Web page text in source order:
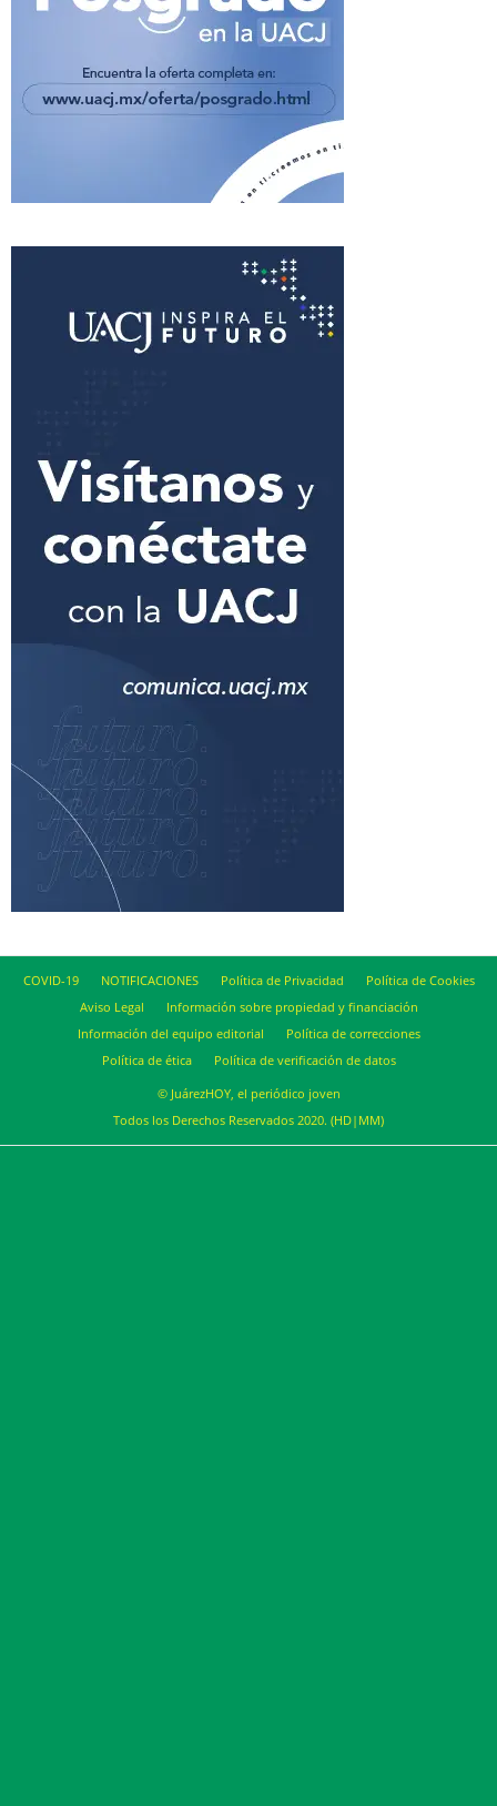
COVID-19 NOTIFICACIONES Política de Privacidad
Política de Cookies
Aviso Legal
Información sobre propiedad y financiación
Información del equipo editorial
Política de correcciones
Política de ética
Política de verificación de datos
© JuárezHOY, el periódico joven
Todos los Derechos Reservados 2020. (HD|MM)